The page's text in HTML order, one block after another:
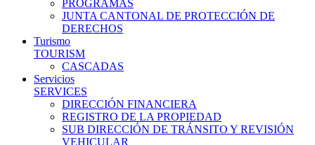
PROGRAMAS
JUNTA CANTONAL DE PROTECCIÓN DE
DERECHOS
Turismo
TOURISM
CASCADAS
Servicios
SERVICES
DIRECCIÓN FINANCIERA
REGISTRO DE LA PROPIEDAD
SUB DIRECCIÓN DE TRÁNSITO Y REVISIÓN
VEHICULAR